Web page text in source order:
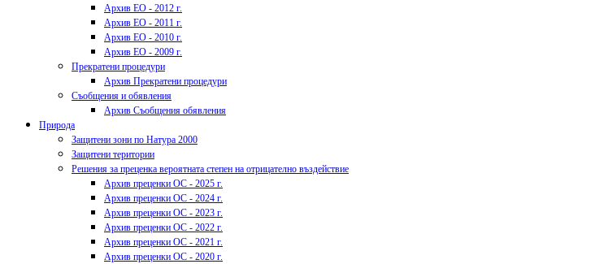
Архив ЕО - 2012 г.
Архив ЕО - 2011 г.
Архив ЕО - 2010 г.
Архив ЕО - 2009 г.
Прекратени процедури
Архив Прекратени процедури
Съобщения и обявления
Архив Съобщения обявления
Природа
Защитени зони по Натура 2000
Защитени територии
Решения за преценка вероятната степен на отрицателно въздействие
Архив преценки ОС - 2025 г.
Архив преценки ОС - 2024 г.
Архив преценки ОС - 2023 г.
Архив преценки ОС - 2022 г.
Архив преценки ОС - 2021 г.
Архив преценки ОС - 2020 г.